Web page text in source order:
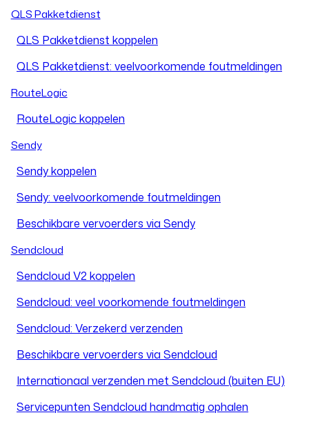
QLS Pakketdienst
QLS Pakketdienst koppelen
QLS Pakketdienst: veelvoorkomende foutmeldingen
RouteLogic
RouteLogic koppelen
Sendy
Sendy koppelen
Sendy: veelvoorkomende foutmeldingen
Beschikbare vervoerders via Sendy
Sendcloud
Sendcloud V2 koppelen
Sendcloud: veel voorkomende foutmeldingen
Sendcloud: Verzekerd verzenden
Beschikbare vervoerders via Sendcloud
Internationaal verzenden met Sendcloud (buiten EU)
Servicepunten Sendcloud handmatig ophalen